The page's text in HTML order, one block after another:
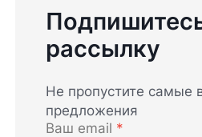
рассылку
Не пропустите самые
предложения
Ваш email *